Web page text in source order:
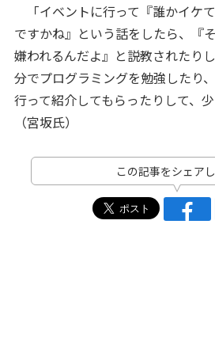
「イベントに行って『誰かイケ
ですかね』という話をしたら、『
嫌われるんだよ』と説教されたり
分でプログラミングを勉強したり
行って紹介してもらったりして、
（宮坂氏）
この記事をシェア